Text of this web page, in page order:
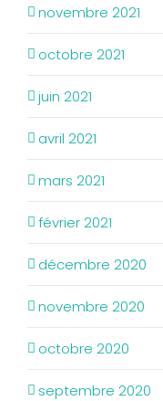
novembre 2021
octobre 2021
juin 2021
avril 2021
mars 2021
février 2021
décembre 2020
novembre 2020
octobre 2020
septembre 2020